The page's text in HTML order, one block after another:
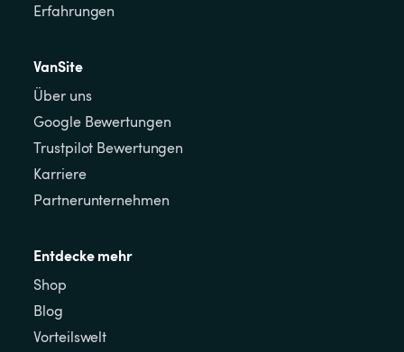
Erfahrungen
VanSite
Über uns
Google Bewertungen
Trustpilot Bewertungen
Karriere
Partnerunternehmen
Entdecke mehr
Shop
Blog
Vorteilswelt